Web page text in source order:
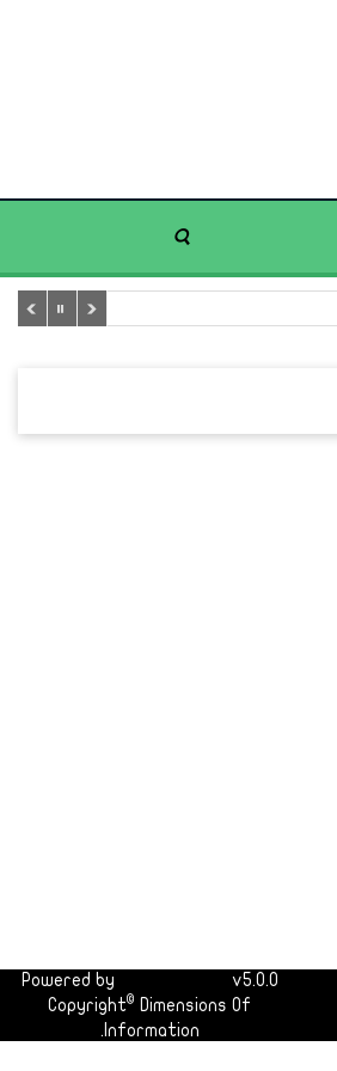
Powered by
v5.0.0
Copyright© Dimensions Of
Information.